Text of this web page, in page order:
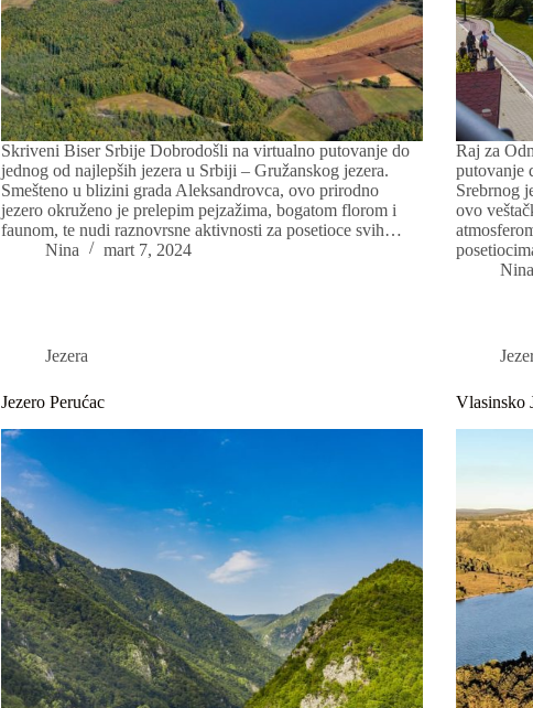
Skriveni Biser Srbije Dobrodošli na virtualno putovanje do
jednog od najlepših jezera u Srbiji – Gružanskog jezera.
Smešteno u blizini grada Aleksandrovca, ovo prirodno
jezero okruženo je prelepim pejzažima, bogatom florom i
faunom, te nudi raznovrsne aktivnosti za posetioce svih…
Nina
mart 7, 2024
Raj za
putovanje
Srebrnog
ovo
Nina
Jezera
Jezero Perućac Vlasinsko